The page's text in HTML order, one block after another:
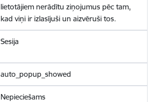
lietotājiem nerādītu ziņojumus pēc tam,
kad viņi ir izlasījuši un aizvēruši tos.
Sesija
auto_popup_showed
Nepieciešams